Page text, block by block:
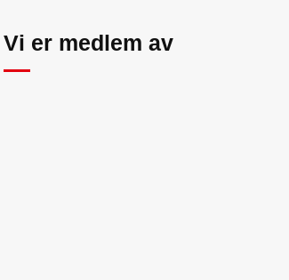
Vi er medlem av